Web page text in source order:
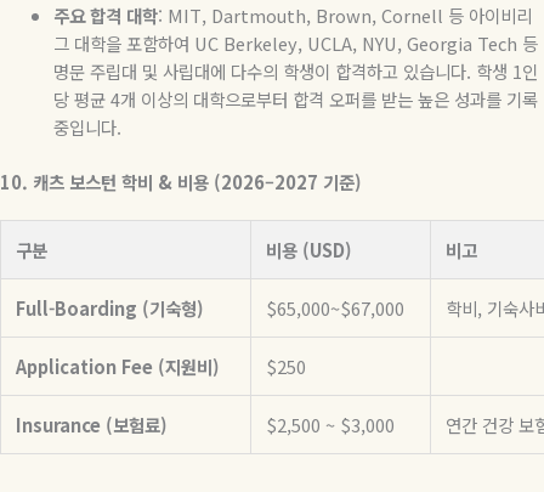
주요 합격 대학: MIT, Dartmouth, Brown, Cornell 등 아이비리
그 대학을 포함하여 UC Berkeley, UCLA, NYU, Georgia Tech 등
명문 주립대 및 사립대에 다수의 학생이 합격하고 있습니다. 학생 1인
당 평균4개 이상의 대학으로부터 합격 오퍼를 받는 높은 성과를 기록
중입니다.
10. 캐츠 보스턴 학비 & 비용 (2026–2027 기준)
구분 비용 (USD) 비고
Full-Boarding (기숙형) $65,000~$67,000 학비, 기숙사
Application Fee (지원비) $250
Insurance (보험료) $2,500 ~ $3,000 연간 건강 보